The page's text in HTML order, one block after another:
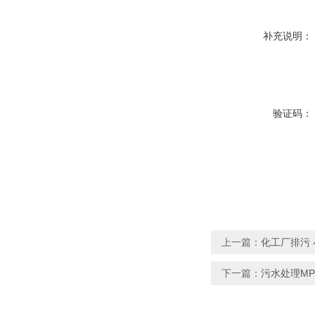
补充说明：
验证码：
上一篇： 化工厂排污
下一篇： 污水处理